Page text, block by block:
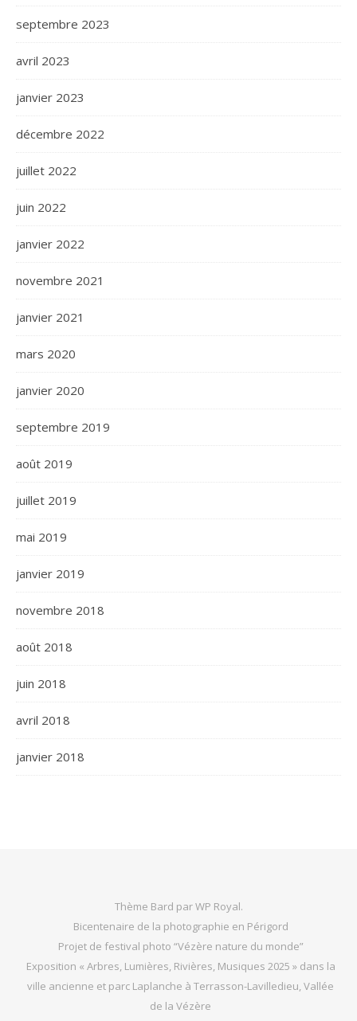
septembre 2023
avril 2023
janvier 2023
décembre 2022
juillet 2022
juin 2022
janvier 2022
novembre 2021
janvier 2021
mars 2020
janvier 2020
septembre 2019
août 2019
juillet 2019
mai 2019
janvier 2019
novembre 2018
août 2018
juin 2018
avril 2018
janvier 2018
Thème Bard parWP Royal.
Bicentenaire de la photographie en Périgord
Projet de festival photo “Vézère nature du monde”
Exposition « Arbres, Lumières, Rivières, Musiques 2025 » dans la
ville ancienne et parc Laplanche à Terrasson-Lavilledieu, Vallée
de la Vézère